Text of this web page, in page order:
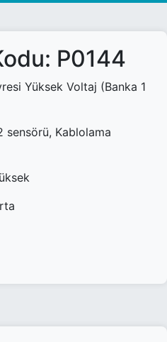
P0144
Yüksek Voltaj (Banka 1
sensörü, Kablolama